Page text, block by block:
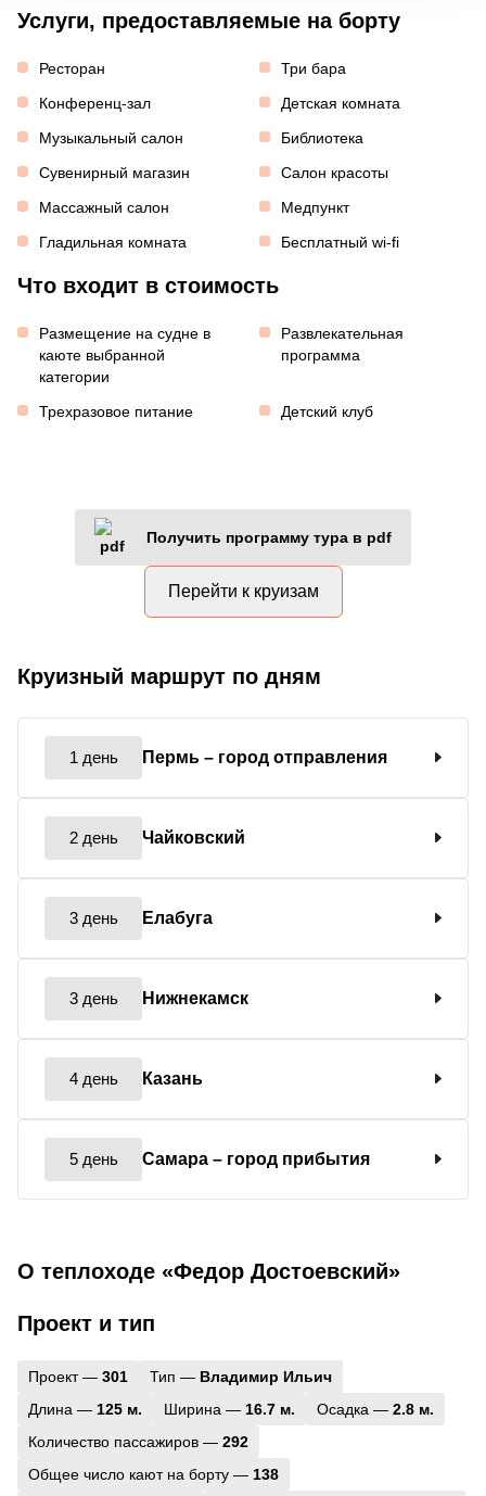
Услуги, предоставляемые на борту
Ресторан
Три бара
Конференц-зал
Детская комната
Музыкальный салон
Библиотека
Сувенирный магазин
Салон красоты
Массажный салон
Медпункт
Гладильная комната
Бесплатный wi-fi
Что входит в стоимость
Размещение на судне в
каюте выбранной
категории
Развлекательная
программа
Трехразовое питание Детский клуб
Получить программу тура в pdf
Перейти к круизам
Круизный маршрут по дням
1 день Пермь – город отправления
2 день Чайковский
3 день Елабуга
3 день Нижнекамск
4 день Казань
5 день Самара – город прибытия
О теплоходе «Федор Достоевский»
Проект и тип
Проект — 301 Тип — Владимир Ильич
Длина — 125 м. Ширина — 16.7 м. Осадка — 2.8 м.
Количество пассажиров — 292
Общее число кают на борту — 138